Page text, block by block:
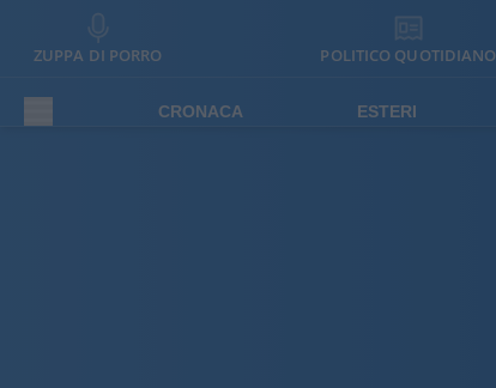
ZUPPA DI PORRO POLITICO QUOTIDIANO
CRONACA ESTERI